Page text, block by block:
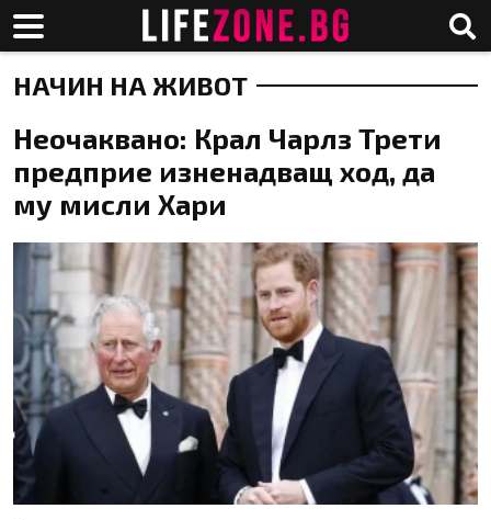
НАЧИН НА ЖИВОТ
Неочаквано: Крал Чарлз Трети
предприе изненадващ ход, да
му мисли Хари